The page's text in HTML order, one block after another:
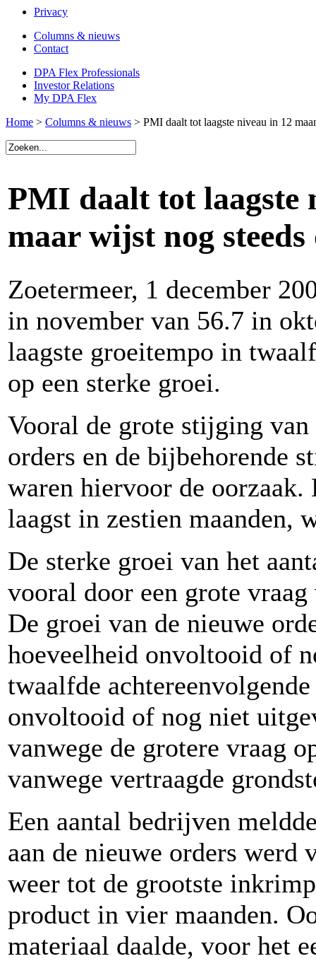
Privacy
Columns & nieuws
Contact
DPA Flex Professionals
Investor Relations
My DPA Flex
Home > Columns & nieuws > PMI daalt tot laagste niveau in 12
PMI daalt tot laagste
maar wijst nog
Zoetermeer, 1 december
in november van 56.7 in
laagste groeitempo in
op een sterke groei.
Vooral de grote stijging
orders en de bijbehorende
waren hiervoor de
laagst in zestien maanden,
De sterke groei van het
vooral door een grote
De groei van de nieuwe
hoeveelheid onvoltooid of
twaalfde
onvoltooid of nog niet
vanwege de grotere vraag
vanwege vertraagde
Een aantal bedrijven
aan de nieuwe orders
weer tot de grootste
product in vier maanden.
materiaal daalde, voor het